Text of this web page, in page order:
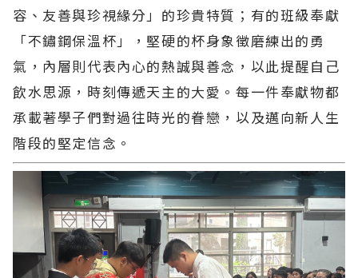
容、友善與珍視緣分」的珍貴特質；有的班級奉獻
「不鏽鋼保溫杯」，堅硬的杯身象徵磨練出的勇
氣，內層則代表內心的熱誠與善念，以此提醒自己
飲水思源，時刻傳遞天主的大愛。每一件奉獻物都
承載著學子們對過往時光的眷戀，以及邁向新人生
階段的堅定信念。